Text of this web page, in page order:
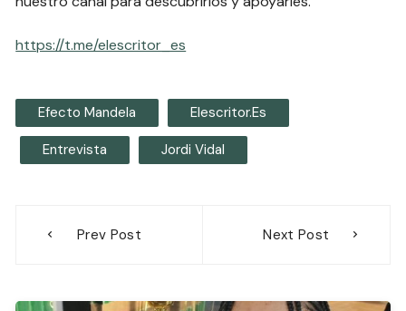
https://t.me/elescritor_es
Efecto Mandela Elescritor.es
Entrevista Jordi Vidal
Prev Post Next Post